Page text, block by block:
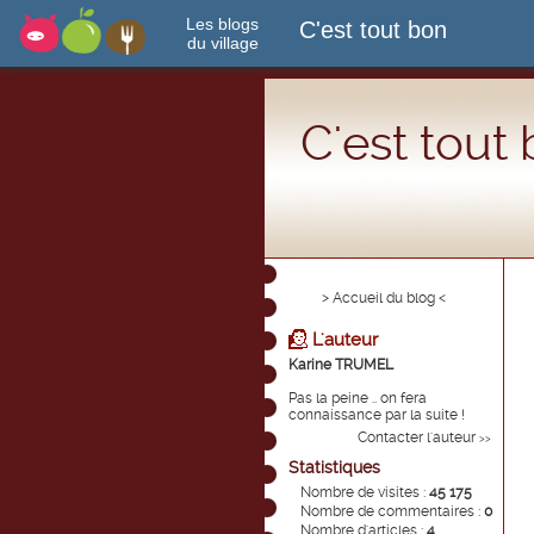
Les blogs
du village
C'est tout bon
C'est tout
> Accueil du blog <
L'auteur
Karine TRUMEL
Pas la peine .. on fera
connaissance par la suite !
Contacter l'auteur >>
Statistiques
Nombre de visites : 45 175
Nombre de commentaires : 0
Nombre d'articles : 4